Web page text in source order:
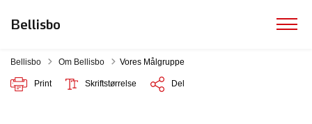
Bellisbo
Bellisbo Tilbage til
Om Bellisbo Vores Målgruppe
Print Skriftstørrelse Del